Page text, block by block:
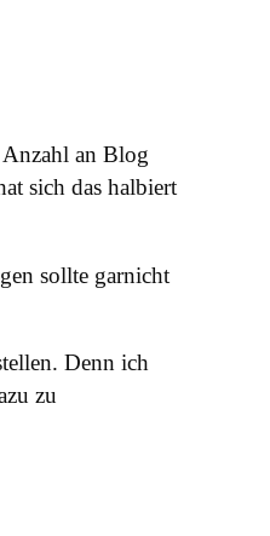
an Blog
sich das halbiert
sollte garnicht
Denn ich
zu